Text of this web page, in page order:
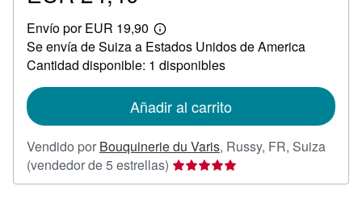
24,40
Envío por EUR 19,90
Más
información
sobre
las
envío
Se envía de Suiza a Estados Unidos de America
Cantidad disponible: 1 disponibles
Añadir al carrito
Vendido por Bouquinerie du Varis, Russy, FR, Suiza
(vendedor de 5 estrellas) Calificación
del